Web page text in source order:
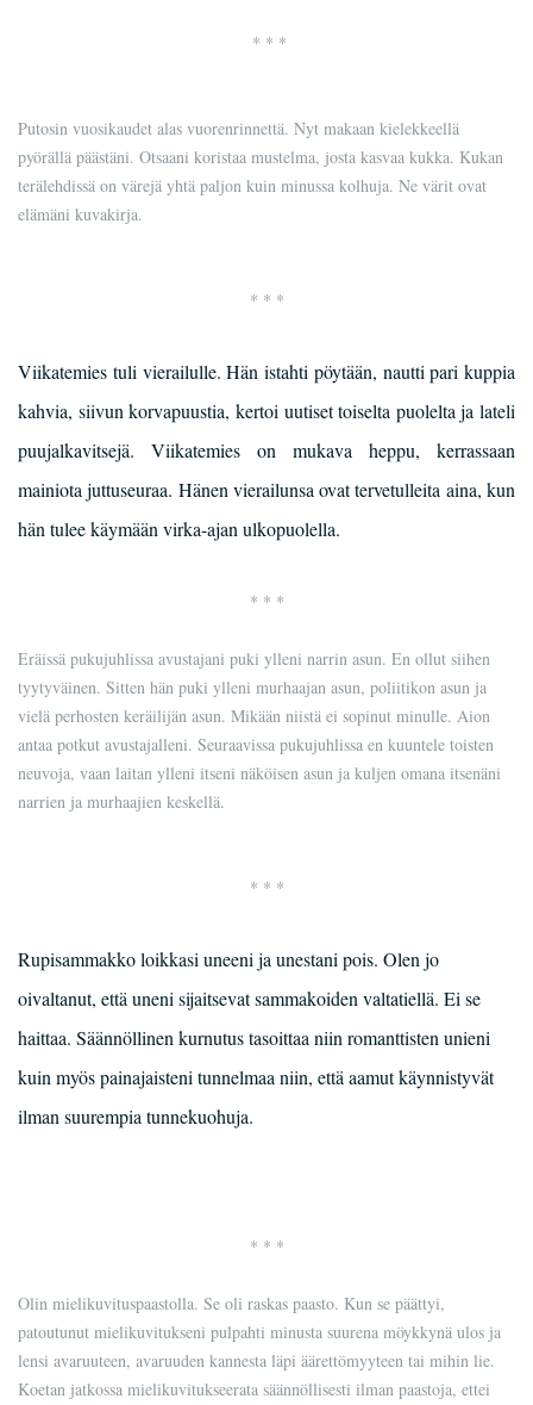
* * *
Putosin vuosikaudet alas vuorenrinnettä. Nyt makaan kielekkeellä
pyörällä päästäni. Otsaani koristaa mustelma, josta kasvaa kukka. Kukan
terälehdissä on värejä yhtä paljon kuin minussa kolhuja. Ne värit ovat
elämäni kuvakirja.
* * *
Viikatemies tuli vierailulle. Hän istahti pöytään, nautti pari kuppia
kahvia, siivun korvapuustia, kertoi uutiset toiselta puolelta ja lateli
puujalkavitsejä. Viikatemies on mukava heppu, kerrassaan
mainiota juttuseuraa. Hänen vierailunsa ovat tervetulleita aina, kun
hän tulee käymään virka-ajan ulkopuolella.
* * *
Eräissä pukujuhlissa avustajani puki ylleni narrin asun. En ollut siihen
tyytyväinen. Sitten hän puki ylleni murhaajan asun, poliitikon asun ja
vielä perhosten keräilijän asun. Mikään niistä ei sopinut minulle. Aion
antaa potkut avustajalleni. Seuraavissa pukujuhlissa en kuuntele toisten
neuvoja, vaan laitan ylleni itseni näköisen asun ja kuljen omana itsenäni
narrien ja murhaajien keskellä.
* * *
Rupisammakko loikkasi uneeni ja unestani pois. Olen jo
oivaltanut, että uneni sijaitsevat sammakoiden valtatiellä. Ei se
haittaa. Säännöllinen kurnutus tasoittaa niin romanttisten unieni
kuin myös painajaisteni tunnelmaa niin, että aamut käynnistyvät
ilman suurempia tunnekuohuja.
* * *
Olin mielikuvituspaastolla. Se oli raskas paasto. Kun se päättyi,
patoutunut mielikuvitukseni pulpahti minusta suurena möykkynä ulos ja
lensi avaruuteen, avaruuden kannesta läpi äärettömyyteen tai mihin lie.
Koetan jatkossa mielikuvitukseerata säännöllisesti ilman paastoja, ettei